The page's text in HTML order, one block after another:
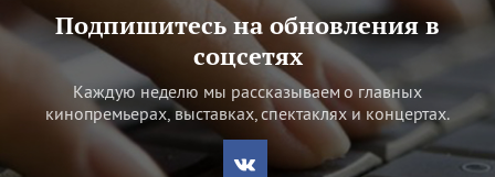
Подпишитесь на обновления в
соцсетях
Каждую неделю мы рассказываем о главных
кинопремьерах, выставках, спектаклях и концертах.